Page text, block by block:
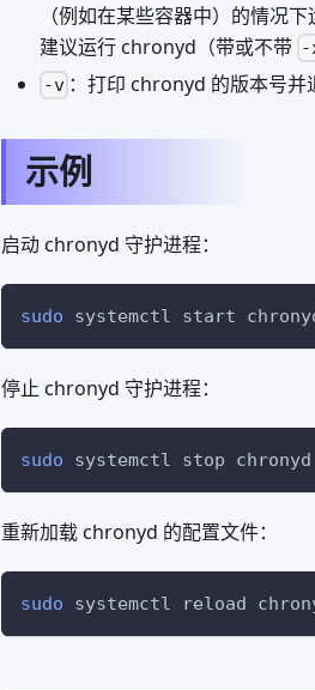
（例如在某些容器中）的情况
建议运行 chronyd（带或不带 -
-v ：打印 chronyd 的版本号并
示例
启动 chronyd 守护进程：
sudo systemctl start
停止 chronyd 守护进程：
sudo systemctl stop chronyd
重新加载 chronyd 的配置文件：
sudo systemctl reload